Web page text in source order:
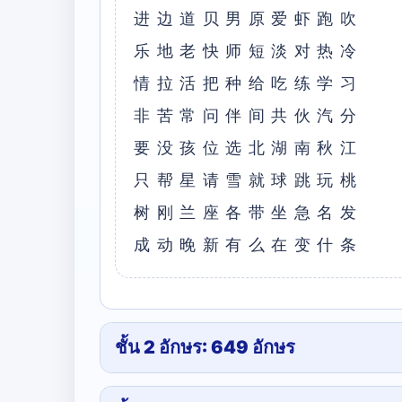
进边道贝男原爱虾跑吹
乐地⽼快师短淡对热冷
情拉活把种给吃练学习
⾮苦常问伴间共伙汽分
要没孩位选北湖南秋江
只帮星请雪就球跳玩桃
树刚兰座各带坐急名发
成动晚新有么在变什条
ชั้น 2 อักษร: 649 อักษร